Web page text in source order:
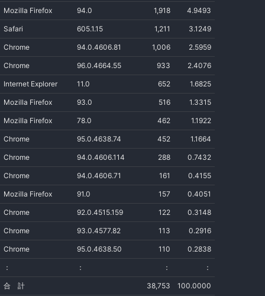
Mozilla Firefox 94.0 1,918 4.9493
Safari 605.1.15 1,211 3.1249
Chrome 94.0.4606.81 1,006 2.5959
Chrome 96.0.4664.55 933 2.4076
Internet Explorer 11.0 652 1.6825
Mozilla Firefox 93.0 516 1.3315
Mozilla Firefox 78.0 462 1.1922
Chrome 95.0.4638.74 452 1.1664
Chrome 94.0.4606.114 288 0.7432
Chrome 94.0.4606.71 161 0.4155
Mozilla Firefox 91.0 157 0.4051
Chrome 92.0.4515.159 122 0.3148
Chrome 93.0.4577.82 113 0.2916
Chrome 95.0.4638.50 110 0.2838
： ： ： ：
合 計 38,753 100.0000